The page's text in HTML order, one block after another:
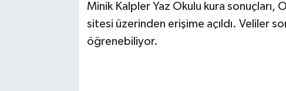
Minik Kalpler Yaz Okulu kura
sitesi üzerinden erişime açıldı. Veliler
öğrenebiliyor.